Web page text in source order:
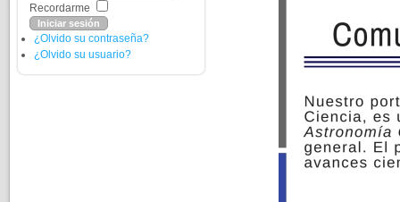
Recordarme
¿Olvido su contraseña?
¿Olvido su usuario?